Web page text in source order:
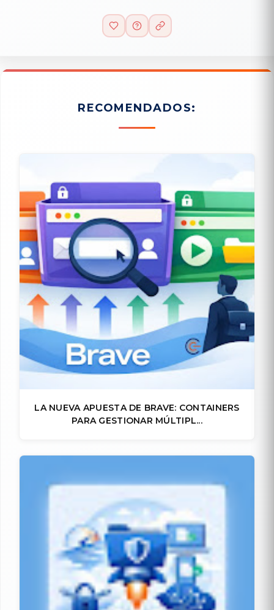
RECOMENDADOS:
LA NUEVA APUESTA DE BRAVE: CONTAINERS
PARA GESTIONAR MÚLTIPL...